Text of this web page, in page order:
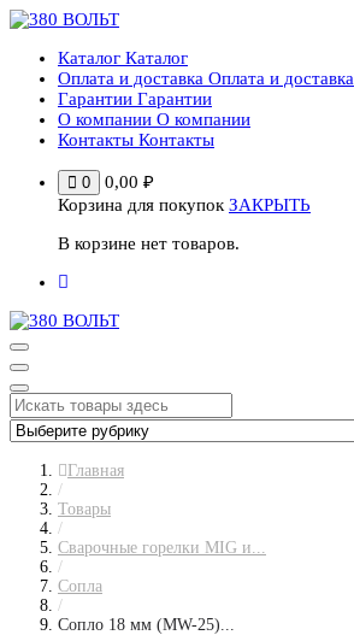
Перейти
содержимому
Каталог Каталог
Оплата и доставка Оплата и доставка
Гарантии Гарантии
О компании О компании
Контакты Контакты
0 0,00 ₽
Корзина для покупок ЗАКРЫТЬ
В корзине нет товаров.
Главная
/
Товары
/
Сварочные горелки MIG и...
/
Сопла
/
Сопло 18 мм (MW-25)...